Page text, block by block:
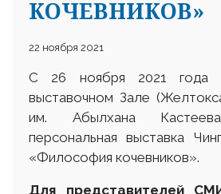
КОЧЕВНИКОВ»
22 ноября 2021
С 26 ноября 2021 года
выставочном Зале
им. Абылхана
персональная выставка
«Философия кочевников».
Для представителей